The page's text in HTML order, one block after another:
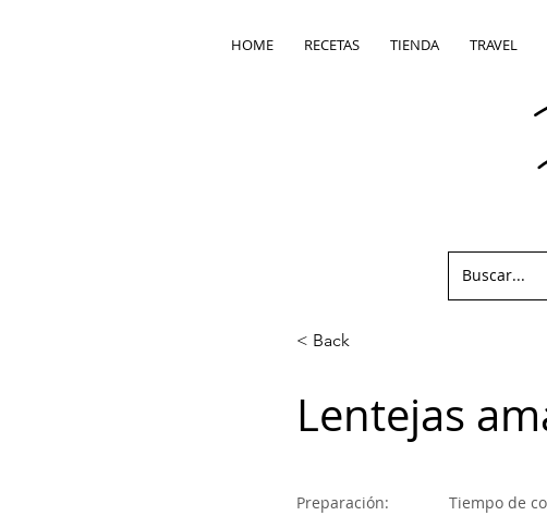
HOME RECETAS TIENDA TRAVEL
< Back
Lentejas
Preparación: Tiempo de